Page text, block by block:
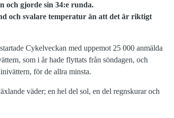
och gjorde sin 34:e runda.
och svalare temperatur än att det är riktigt
Cykelveckan med uppemot 25 000 anmälda
som i år hade flyttats från söndagen, och
för de allra minsta.
väder; en hel del sol, en del regnskurar och